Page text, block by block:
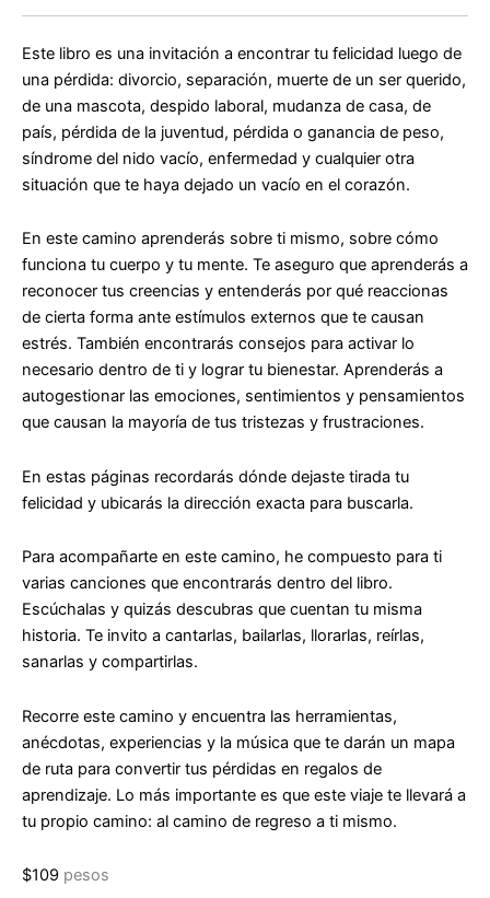
Este libro es una invitación a encontrar tu felicidad luego de
una pérdida: divorcio, separación, muerte de un ser querido,
de una mascota, despido laboral, mudanza de casa, de
país, pérdida de la juventud, pérdida o ganancia de peso,
síndrome del nido vacío, enfermedad y cualquier otra
situación que te haya dejado un vacío en el corazón.
En este camino aprenderás sobre ti mismo, sobre cómo
funciona tu cuerpo y tu mente. Te aseguro que aprenderás a
reconocer tus creencias y entenderás por qué reaccionas
de cierta forma ante estímulos externos que te causan
estrés. También encontrarás consejos para activar lo
necesario dentro de ti y lograr tu bienestar. Aprenderás a
autogestionar las emociones, sentimientos y pensamientos
que causan la mayoría de tus tristezas y frustraciones.
En estas páginas recordarás dónde dejaste tirada tu
felicidad y ubicarás la dirección exacta para buscarla.
Para acompañarte en este camino, he compuesto para ti
varias canciones que encontrarás dentro del libro.
Escúchalas y quizás descubras que cuentan tu misma
historia. Te invito a cantarlas, bailarlas, llorarlas, reírlas,
sanarlas y compartirlas.
Recorre este camino y encuentra las herramientas,
anécdotas, experiencias y la música que te darán un mapa
de ruta para convertir tus pérdidas en regalos de
aprendizaje. Lo más importante es que este viaje te llevará a
tu propio camino: al camino de regreso a ti mismo.
$109 pesos